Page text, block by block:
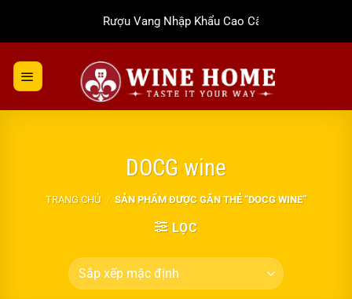
dung
Rượu Vang Nhập Khẩu Cao Cấp
DOCG wine
TRANG CHỦ / SẢN PHẨM ĐƯỢC GẮN THẺ “DOCG WINE”
LỌC